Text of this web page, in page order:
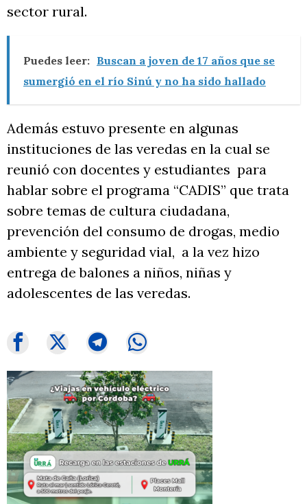
sector rural.
Puedes leer: Buscan a joven de 17 años que se
sumergió en el río Sinú y no ha sido hallado
Además estuvo presente en algunas
instituciones de las veredas en la cual se
reunió con docentes y estudiantes para
hablar sobre el programa “CADIS” que trata
sobre temas de cultura ciudadana,
prevención del consumo de drogas, medio
ambiente y seguridad vial, a la vez hizo
entrega de balones a niños, niñas y
adolescentes de las veredas.